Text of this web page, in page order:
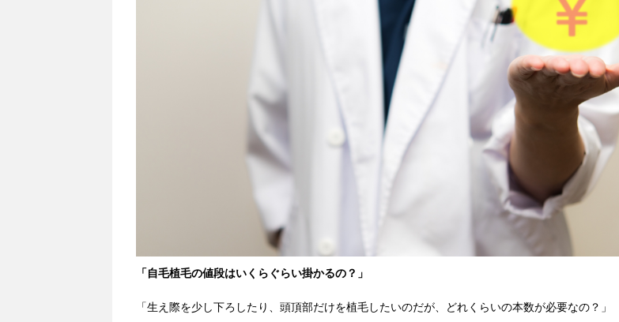
「自毛植毛の値段はいくらぐらい掛かるの？」
「生え際を少し下ろしたり、頭頂部だけを植毛したいのだが、どれくらいの本数が必要なの？」